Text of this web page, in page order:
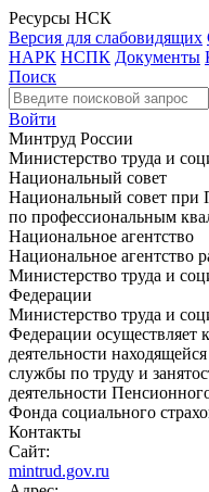
Ресурсы НСК
Версия для слабовидящих
НАРК НСПК Документы
Поиск
Войти
Минтруд России
Министерство труда и
Национальный совет
Национальный совет при
по профессиональным
Национальное агентство
Национальное агентство
Министерство труда и
Федерации
Министерство труда и
Федерации осуществляет
деятельности
службы по труду и
деятельности
Фонда социального
Контакты
Сайт:
mintrud.gov.ru